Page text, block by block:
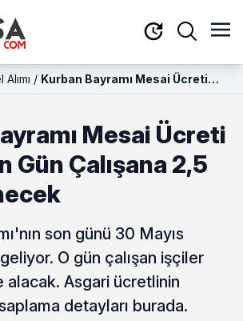
/ Kurban Bayramı Mesai Ücreti
Mesai Ücreti
Gün Çalışana 2,5
son günü 30 Mayıs
O gün çalışan işçiler
alacak. Asgari ücretlinin
detayları burada.